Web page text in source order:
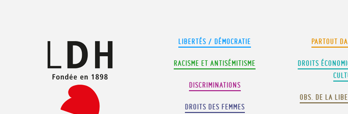
LIBERTÉS / DÉMOCRATIE
RACISME ET ANTISÉMITISME
DISCRIMINATIONS
DROITS DES FEMMES
PARTOUT
DROITS
OBS. DE LA